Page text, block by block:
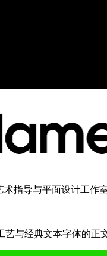
术指导与平面设计工
与经典文本字体的正